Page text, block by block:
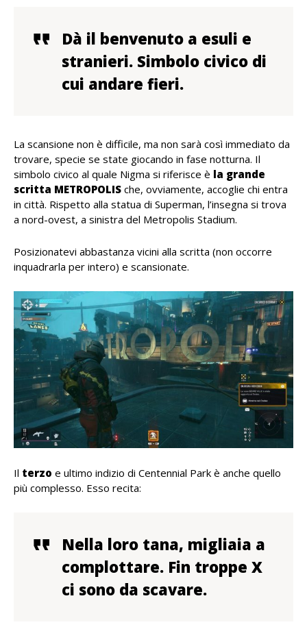
Dà il benvenuto a esuli e
stranieri. Simbolo civico di
cui andare fieri.
La scansione non è difficile, ma non sarà così immediato da
trovare, specie se state giocando in fase notturna. Il
simbolo civico al quale Nigma si riferisce è la grande
scritta METROPOLIS che, ovviamente, accoglie chi entra
in città. Rispetto alla statua di Superman, l’insegna si trova
a nord-ovest, a sinistra del Metropolis Stadium.
Posizionatevi abbastanza vicini alla scritta (non occorre
inquadrarla per intero) e scansionate.
Il terzo e ultimo indizio di Centennial Park è anche quello
più complesso. Esso recita:
Nella loro tana, migliaia a
complottare. Fin troppe X
ci sono da scavare.